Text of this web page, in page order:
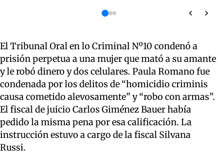
El Tribunal Oral en lo Criminal Nº10 condenó a
prisión perpetua a una mujer que mató a su amante
y le robó dinero y dos celulares. Paula Romano fue
condenada por los delitos de “homicidio criminis
causa cometido alevosamente” y “robo con armas”.
El fiscal de juicio Carlos Giménez Bauer había
pedido la misma pena por esa calificación. La
instrucción estuvo a cargo de la fiscal Silvana
Russi.